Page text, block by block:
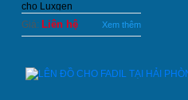
cho Luxgen
Giá: Liên hệ Xem thêm